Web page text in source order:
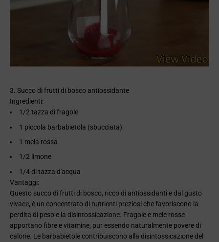
3. Succo di frutti di bosco antiossidante
Ingredienti:
1/2 tazza di fragole
1 piccola barbabietola (sbucciata)
1 mela rossa
1/2 limone
1/4 di tazza d'acqua
Vantaggi:
Questo succo di frutti di bosco, ricco di antiossidanti e dal gusto
vivace, è un concentrato di nutrienti preziosi che favoriscono la
perdita di peso e la disintossicazione. Fragole e mele rosse
apportano fibre e vitamine, pur essendo naturalmente povere di
calorie. Le barbabietole contribuiscono alla disintossicazione del